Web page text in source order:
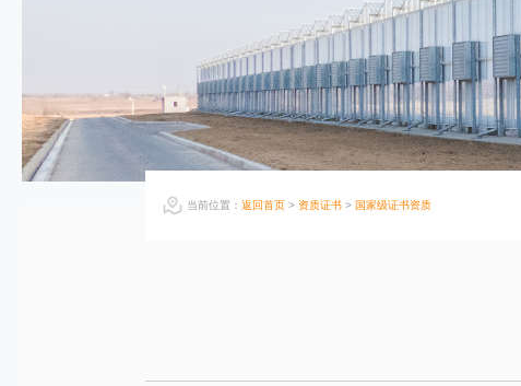
当前位置： 返回首页> 资质证书> 国家级证书资质